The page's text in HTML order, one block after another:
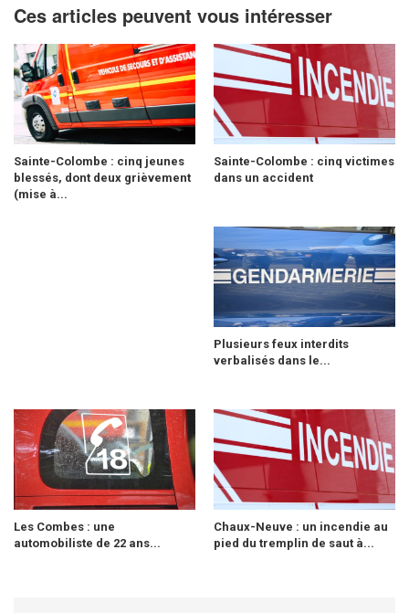
Ces articles peuvent vous intéresser
Sainte-Colombe : cinq jeunes
blessés, dont deux grièvement
(mise à...
Sainte-Colombe : cinq victimes
dans un accident
Plusieurs feux interdits
verbalisés dans le...
Les Combes : une
automobiliste de 22 ans...
Chaux-Neuve : un incendie au
pied du tremplin de saut à...